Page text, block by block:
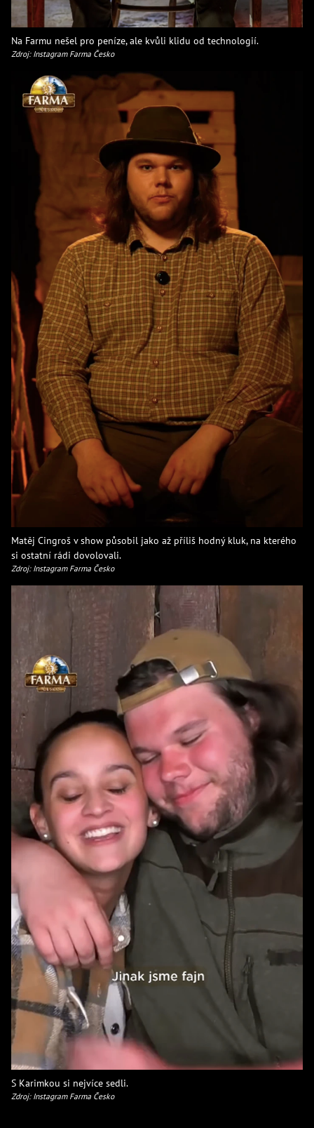
Na Farmu nešel pro peníze, ale kvůli klidu od technologií.
Zdroj: Instagram Farma Česko
Matěj Cingroš v show působil jako až příliš hodný kluk, na kterého
si ostatní rádi dovolovali.
Zdroj: Instagram Farma Česko
S Karimkou si nejvíce sedli.
Zdroj: Instagram Farma Česko